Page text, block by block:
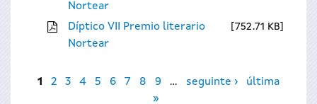
Nortear
Díptico VII Premio literario
Nortear
752.71 KB
Páxinas
1 2 3 4 5 6 7 8 9 … seguinte ›
última
»